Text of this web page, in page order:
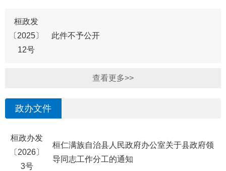
桓政发
〔2025〕
12号
此件不予公开
查看更多>>
政办文件
桓政办发
〔2026〕
3号
桓仁满族自治县人民政府办公室关于县政府领
导同志工作分工的通知